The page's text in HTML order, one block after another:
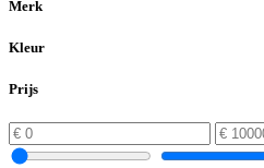
Merk
Kleur
Prijs